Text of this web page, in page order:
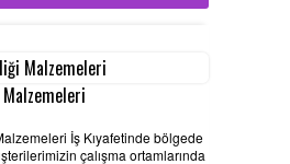
İş Kıyafetinde bölgede
çalışma ortamlarında